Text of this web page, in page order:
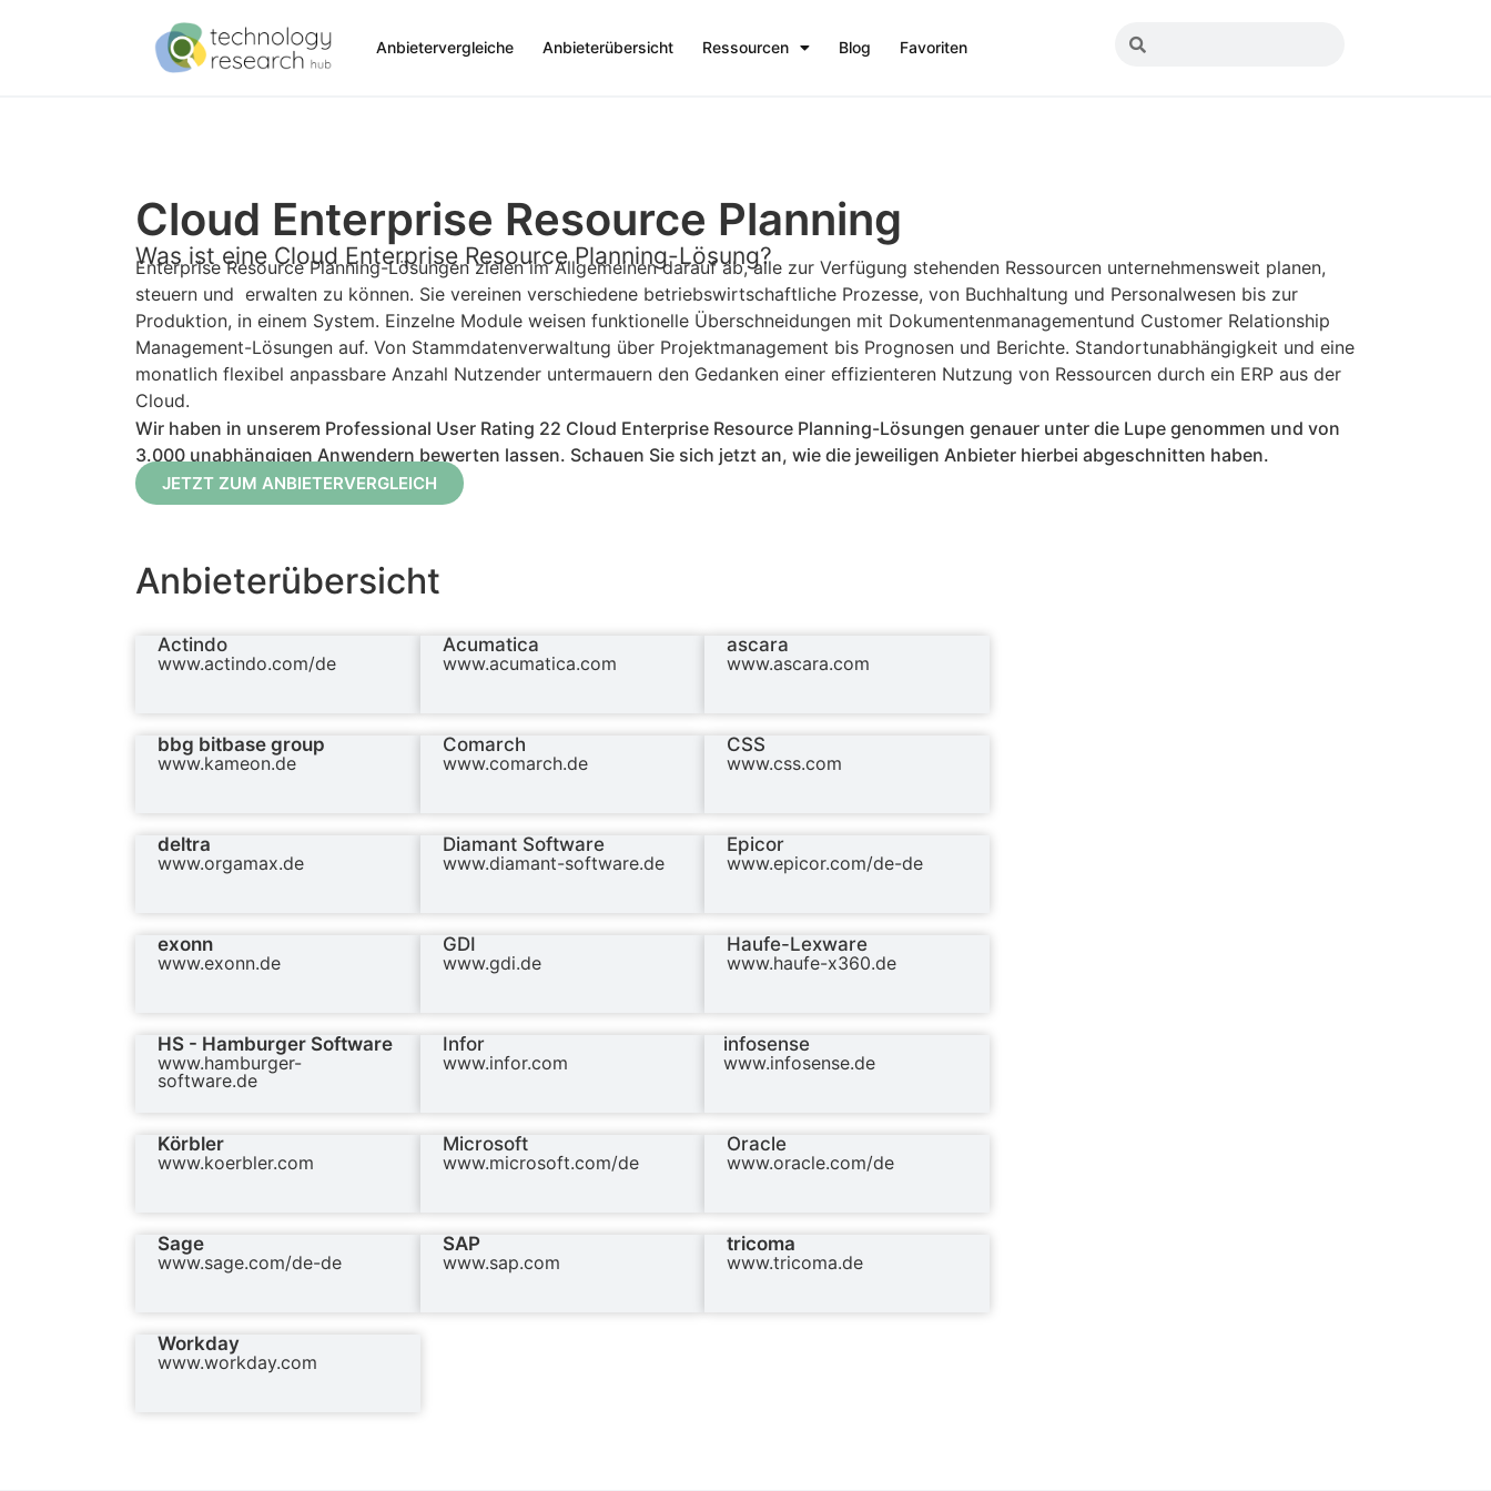
Anbietervergleiche Anbieterübersicht Ressourcen Blog Favoriten
Cloud Enterprise Resource Planning
Was ist eine Cloud Enterprise Resource Planning-Lösung?
Enterprise Resource Planning-Lösungen zielen im Allgemeinen darauf ab, alle zur Verfügung stehenden Ressourcen unternehmensweit planen,
steuern und erwalten zu können. Sie vereinen verschiedene betriebswirtschaftliche Prozesse, von Buchhaltung und Personalwesen bis zur
Produktion, in einem System. Einzelne Module weisen funktionelle Überschneidungen mit Dokumentenmanagementund Customer Relationship
Management-Lösungen auf. Von Stammdatenverwaltung über Projektmanagement bis Prognosen und Berichte. Standortunabhängigkeit und eine
monatlich flexibel anpassbare Anzahl Nutzender untermauern den Gedanken einer effizienteren Nutzung von Ressourcen durch ein ERP aus der
Cloud.
Wir haben in unserem Professional User Rating 22 Cloud Enterprise Resource Planning-Lösungen genauer unter die Lupe genommen und von
3.000 unabhängigen Anwendern bewerten lassen. Schauen Sie sich jetzt an, wie die jeweiligen Anbieter hierbei abgeschnitten haben.
JETZT ZUM ANBIETERVERGLEICH
Anbieterübersicht
Actindo
www.actindo.com/de
Acumatica
www.acumatica.com
ascara
www.ascara.com
bbg bitbase group
www.kameon.de
Comarch
www.comarch.de
CSS
www.css.com
deltra
www.orgamax.de
Diamant Software
www.diamant-software.de
Epicor
www.epicor.com/de-de
exonn
www.exonn.de
GDI
www.gdi.de
Haufe-Lexware
www.haufe-x360.de
HS - Hamburger Software
www.hamburger-
software.de
Infor
www.infor.com
infosense
www.infosense.de
Körbler
www.koerbler.com
Microsoft
www.microsoft.com/de
Oracle
www.oracle.com/de
Sage
www.sage.com/de-de
SAP
www.sap.com
tricoma
www.tricoma.de
Workday
www.workday.com